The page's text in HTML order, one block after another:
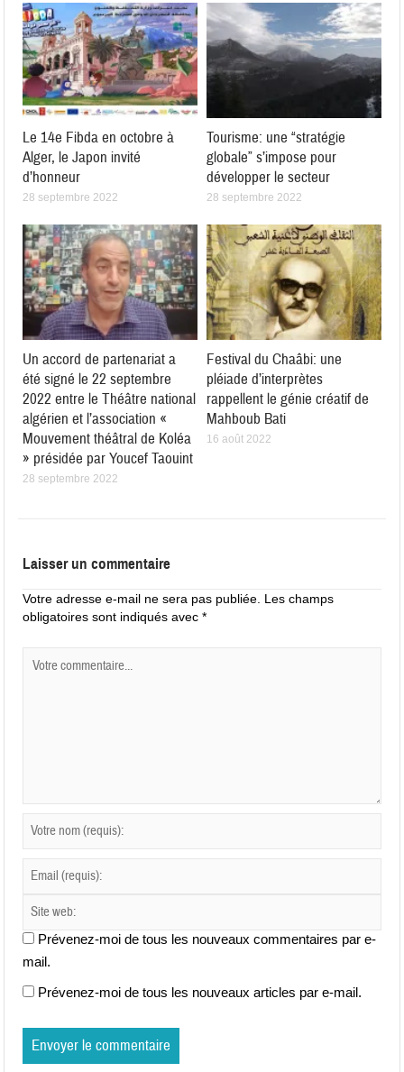
Le 14e Fibda en octobre à
Alger, le Japon invité
d’honneur
28 septembre 2022
Tourisme: une “stratégie
globale” s’impose pour
développer le secteur
28 septembre 2022
Un accord de partenariat a
été signé le 22 septembre
2022 entre le Théâtre national
algérien et l’association «
Mouvement théâtral de Koléa
» présidée par Youcef Taouint
28 septembre 2022
Festival du Chaâbi: une
pléiade d’interprètes
rappellent le génie créatif de
Mahboub Bati
16 août 2022
Laisser un commentaire
Votre adresse e-mail ne sera pas publiée. Les champs
obligatoires sont indiqués avec*
Prévenez-moi de tous les nouveaux commentaires par e-
mail.
Prévenez-moi de tous les nouveaux articles par e-mail.